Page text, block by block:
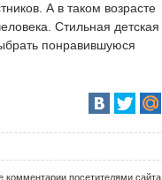
А в таком возрасте
Стильная детская
понравившуюся
комментарии посетителями сайта.